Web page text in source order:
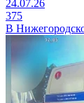
24.07.26
375
В